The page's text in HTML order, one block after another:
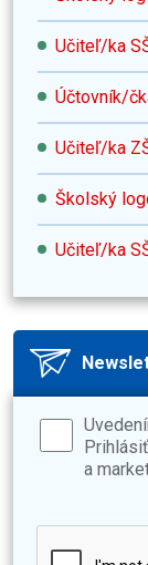
Učiteľ/ka
Účtovník/
Učiteľ/ka
Školský
Učiteľ/ka
a